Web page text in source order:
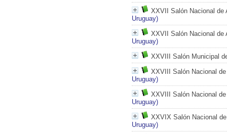
XXVII Salón Nacional de
Uruguay)
XXVII Salón Nacional de
Uruguay)
XXVIII Salón Municipal
XXVIII Salón Nacional
Uruguay)
XXVIII Salón Nacional
Uruguay)
XXVIX Salón Nacional
Uruguay)